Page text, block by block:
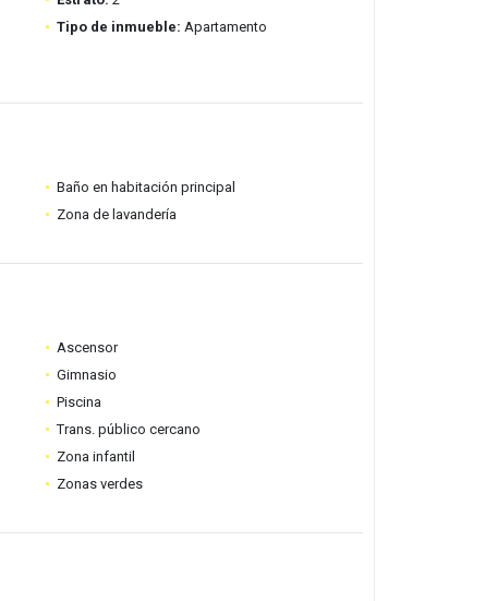
Tipo de inmueble: Apartamento
Baño en habitación principal
Zona de lavandería
Ascensor
Gimnasio
Piscina
Trans. público cercano
Zona infantil
Zonas verdes